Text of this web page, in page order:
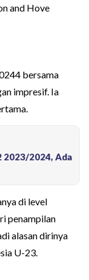
and Hove
bersama
impresif. Ia
2023/2024, Ada
di level
penampilan
alasan dirinya
U-23.